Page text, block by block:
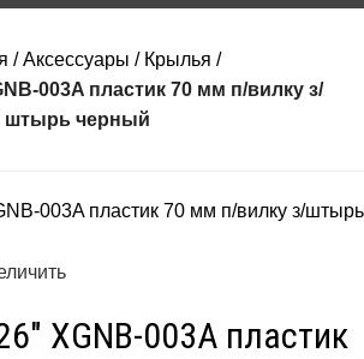
Аксессуары
Крылья
003A пластик 70 мм п/вилку з/
штырь черный
XGNB-003A пластик